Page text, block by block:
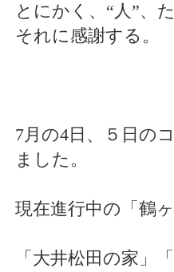
とにかく、“人”、
それに感謝する。
7月の4日、５日の
ました。
現在進行中の「鶴
「大井松田の家」